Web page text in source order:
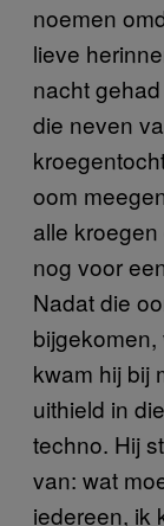
noemen
lieve
nacht
die neven
oom
alle
nog voor
Nadat die
kwam hij bij
uithield in
techno. Hij
van: wat
iedereen, ik